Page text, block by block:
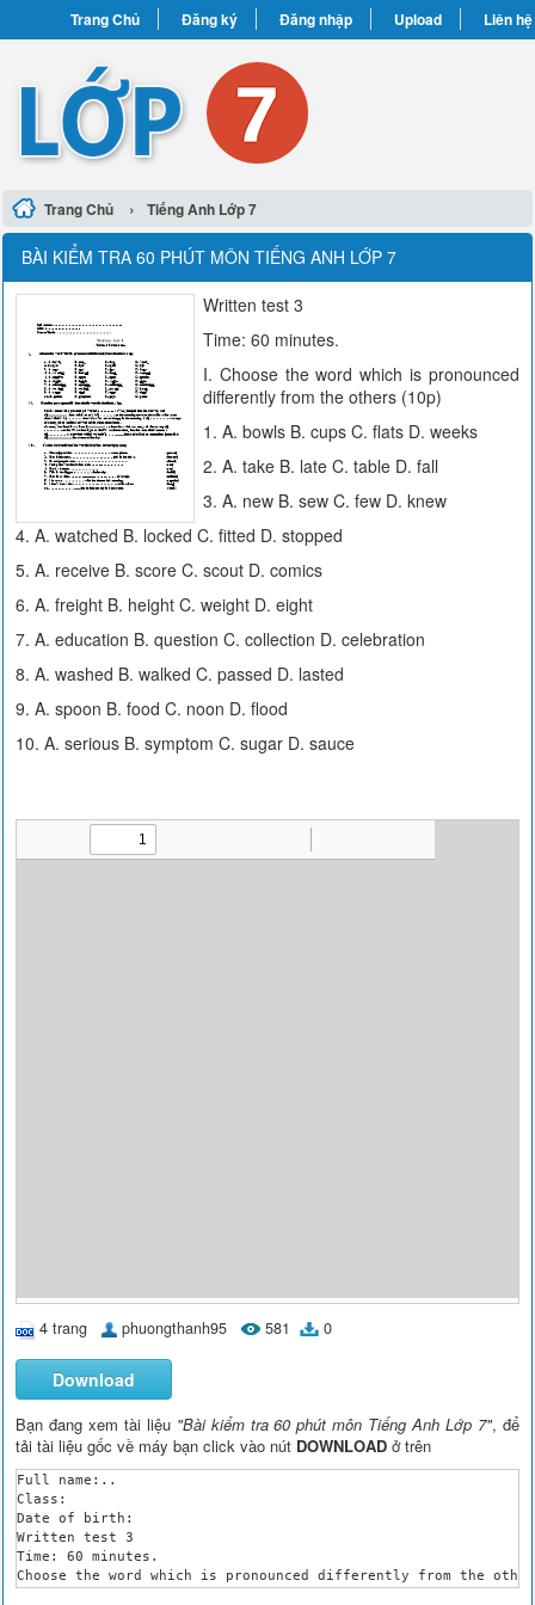
Trang Chủ Đăng ký Đăng nhập Upload Liên hệ
Trang Chủ › Tiếng Anh Lớp 7
BÀI KIỂM TRA 60 PHÚT MÔN TIẾNG ANH LỚP 7
Written test 3
Time: 60 minutes.
I. Choose the word which is pronounced
differently from the others (10p)
1. A. bowls B. cups C. flats D. weeks
2. A. take B. late C. table D. fall
3. A. new B. sew C. few D. knew
4. A. watched B. locked C. fitted D. stopped
5. A. receive B. score C. scout D. comics
6. A. freight B. height C. weight D. eight
7. A. education B. question C. collection D. celebration
8. A. washed B. walked C. passed D. lasted
9. A. spoon B. food C. noon D. flood
10. A. serious B. symptom C. sugar D. sauce
4 trang phuongthanh95 581 0
Download
Bạn đang xem tài liệu "Bài kiểm tra 60 phút môn Tiếng Anh Lớp 7", để
tải tài liệu gốc về máy bạn click vào nút DOWNLOAD ở trên
Full name:..
Class:
Date of birth:
Written test 3
Time: 60 minutes.
Choose the word which is pronounced differently from the
1. A. bowls	B. cups	C. flats	 D. weeks